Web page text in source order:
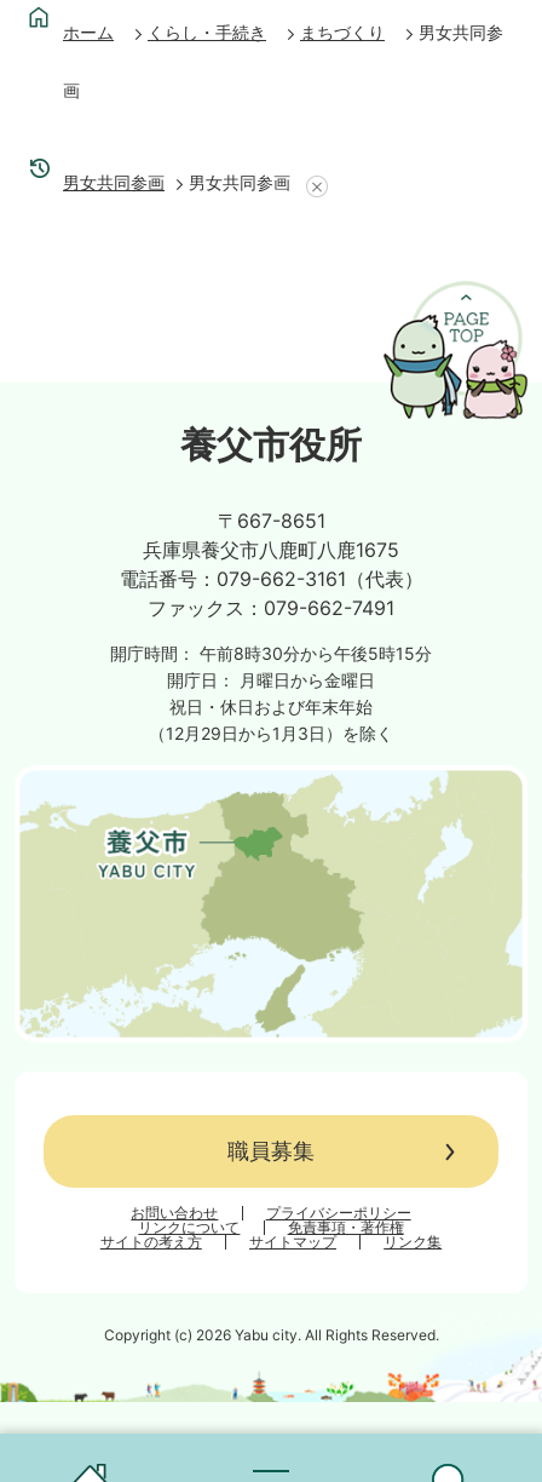
ホーム くらし・手続き まちづくり 男女共同参
画
男女共同参画 男女共同参画
養父市役所
〒667-8651
兵庫県養父市八鹿町八鹿1675
電話番号： 079-662-3161（代表）
ファックス： 079-662-7491
開庁時間： 午前8時30分から午後5時15分
開庁日：
月曜日から金曜日
祝日・休日および年末年始
（12月29日から1月3日）を除く
職員募集
お問い合わせ
プライバシーポリシー
リンクについて
免責事項・著作権
サイトの考え方
サイトマップ リンク集
Copyright (c) 2026 Yabu city. All Rights Reserved.